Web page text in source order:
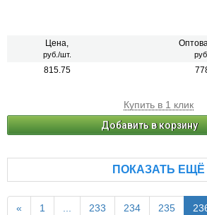
Цена,
руб./шт.
815.75
Купить в 1 клик
Добавить в корзину
ПОКАЗАТЬ ЕЩЁ
« 1 ... 233 234 235